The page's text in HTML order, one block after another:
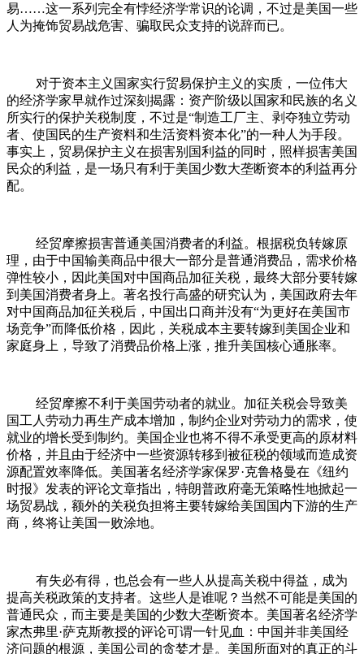
易……这一系列完全有悖经济学常识的论调，不过是美国一些
人为掩饰贸易战危害、骗取民众支持的说辞而已。
对于资本主义国家实行贸易保护主义的实质，一位伟大
的经济学家早就作过深刻揭露：资产阶级以国家和民族的名义
所实行的保护关税制度，不过是“制造工厂主、剥夺独立劳动
者、使国民的生产资料和生活资料资本化”的一种人为手段。
事实上，贸易保护主义在损害别国利益的同时，照样损害美国
民众的利益，是一场只有利于美国少数大垄断资本的利益再分
配。
经贸摩擦损害普通美国消费者的利益。根据税负转嫁原
理，由于中国输美商品中很大一部分是普通消费品，需求价格
弹性较小，因此美国对中国商品加征关税，最终大部分要转嫁
到美国消费者身上。著名投行高盛的研究认为，美国政府去年
对中国商品加征关税后，中国出口商并没有“为更好在美国市
场竞争”而降低价格，因此，关税成本主要转嫁到美国企业和
家庭身上，导致了消费品价格上涨，推升美国核心通胀率。
经贸摩擦不利于美国劳动者的就业。加征关税会导致美
国工人劳动力再生产成本增加，制约企业对劳动力的需求，使
就业的增长受到制约。美国企业也将不得不承受更高的原材料
价格，并且由于经济中一些资源转移到被征税的领域而造成资
源配置效率降低。美国著名经济学家保罗·克鲁格曼在《纽约
时报》发表的评论文章指出，特朗普政府毫无策略性地掀起一
场贸易战，额外的关税负担将主要转嫁给美国国内下游的生产
商，终将让美国一败涂地。
有失必有得，也总会有一些人从提高关税中得益，成为
提高关税政策的支持者。这些人是谁呢？当然不可能是美国的
普通民众，而主要是美国的少数大垄断资本。美国著名经济学
家杰弗里·萨克斯教授的评论可谓一针见血：中国并非美国经
济问题的根源，美国公司的贪婪才是。美国所面对的真正的斗